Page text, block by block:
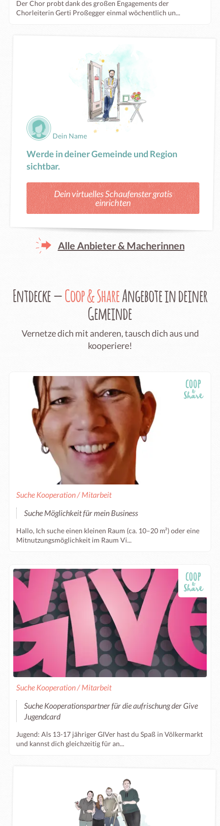
Der Chor probt dank des großen Engagements der
Chorleiterin Gerti Proßegger einmal wöchentlich un...
Dein Name
Werde in deiner Gemeinde und Region
sichtbar.
Dein virtuelles Schaufenster gratis
einrichten
Alle Anbieter & Macherinnen
Entdecke —Coop & ShareAngebote in deiner
Gemeinde
Vernetze dich mit anderen, tausch dich aus und
kooperiere!
Suche Kooperation / Mitarbeit
Suche Möglichkeit für mein Business
Hallo, Ich suche einen kleinen Raum (ca. 10–20 m²) oder eine
Mitnutzungsmöglichkeit im Raum Vi...
Suche Kooperation / Mitarbeit
Suche Kooperationspartner für die aufrischung der Give
Jugendcard
Jugend: Als 13-17 jähriger GIVer hast du Spaß in Völkermarkt
und kannst dich gleichzeitig für an...